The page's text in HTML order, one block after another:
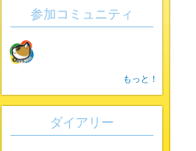
参加コミュニティ
もっと！
ダイアリー